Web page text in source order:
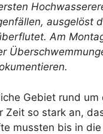
ausgelöst
Am
Gebiet rund
Zeit so stark an,
mussten bis in